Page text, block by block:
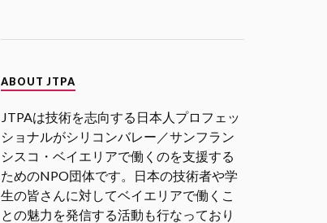
12月9日（月）21:00-22:30（日本時
https://forms.gle/kzrJ5k62eHNSAJM29
（登録された方にZoomリンクをお送り
します）
イベント詳細
https://gakuiryugaku.net/seminar/5444
ABOUT JTPA
JTPAは技術を志向する日本人プロフェッ
ショナルがシリコンバレー／サンフラン
シスコ・ベイエリアで働くのを支援する
ためのNPO団体です。日本の技術者や学
生の皆さんに対してベイエリアで働くこ
との魅力を発信する活動も行なっており